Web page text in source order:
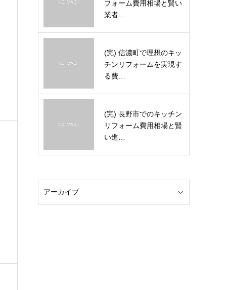
フォーム費用相場と賢い
業者…
(完) 信濃町で理想のキッ
チンリフォームを実現す
る費…
(完) 長野市でのキッチン
リフォーム費用相場と賢
い進…